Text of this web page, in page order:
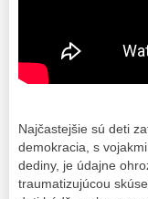
Najčastejšie sú deti
demokracia, s
dediny, je údajne
traumatizujúcou